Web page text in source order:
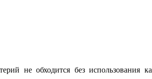
не обходится без использования